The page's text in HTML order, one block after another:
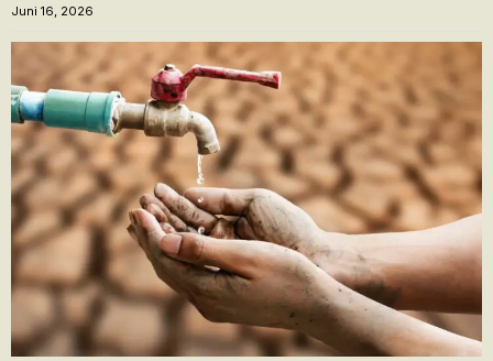
Juni 16, 2026